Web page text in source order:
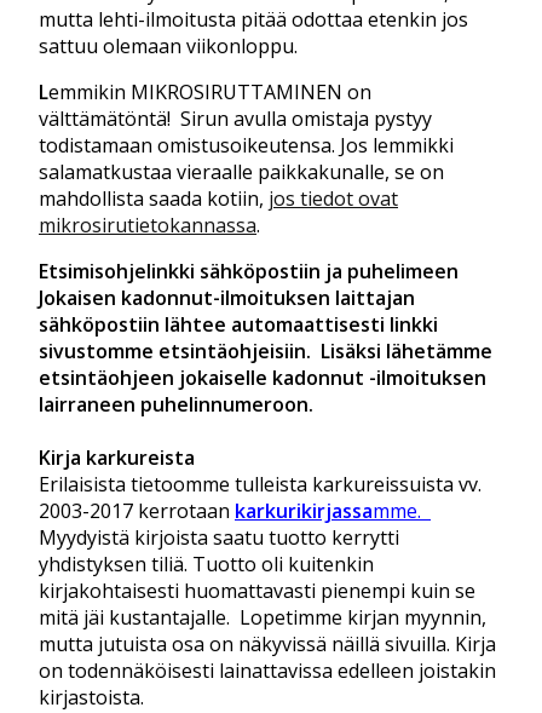
mutta lehti-ilmoitusta pitää odottaa etenkin jos
sattuu olemaan viikonloppu.
Lemmikin MIKROSIRUTTAMINEN on
välttämätöntä! Sirun avulla omistaja pystyy
todistamaan omistusoikeutensa. Jos lemmikki
salamatkustaa vieraalle paikkakunalle, se on
mahdollista saada kotiin, jos tiedot ovat
mikrosirutietokannassa.
Etsimisohjelinkki sähköpostiin ja puhelimeen
Jokaisen kadonnut-ilmoituksen laittajan
sähköpostiin lähtee automaattisesti linkki
sivustomme etsintäohjeisiin. Lisäksi lähetämme
etsintäohjeen jokaiselle kadonnut -ilmoituksen
lairraneen puhelinnumeroon.
Kirja karkureista
Erilaisista tietoomme tulleista karkureissuista vv.
2003-2017 kerrotaan karkurikirjassamme.
Myydyistä kirjoista saatu tuotto kerrytti
yhdistyksen tiliä. Tuotto oli kuitenkin
kirjakohtaisesti huomattavasti pienempi kuin se
mitä jäi kustantajalle. Lopetimme kirjan myynnin,
mutta jutuista osa on näkyvissä näillä sivuilla. Kirja
on todennäköisesti lainattavissa edelleen joistakin
kirjastoista.